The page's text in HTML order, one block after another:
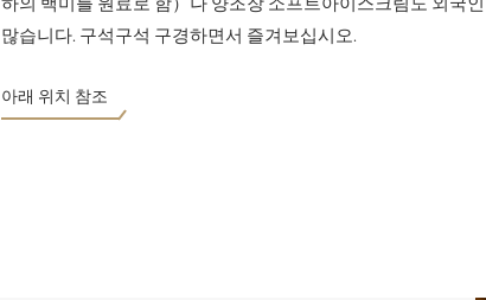
많습니다. 구석구석 구경하면서 즐겨보십시오.
아래 위치 참조